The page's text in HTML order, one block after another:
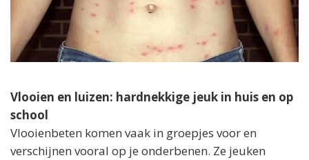
Vlooien en luizen: hardnekkige jeuk in huis en op
school
Vlooienbeten komen vaak in groepjes voor en
verschijnen vooral op je onderbenen. Ze jeuken